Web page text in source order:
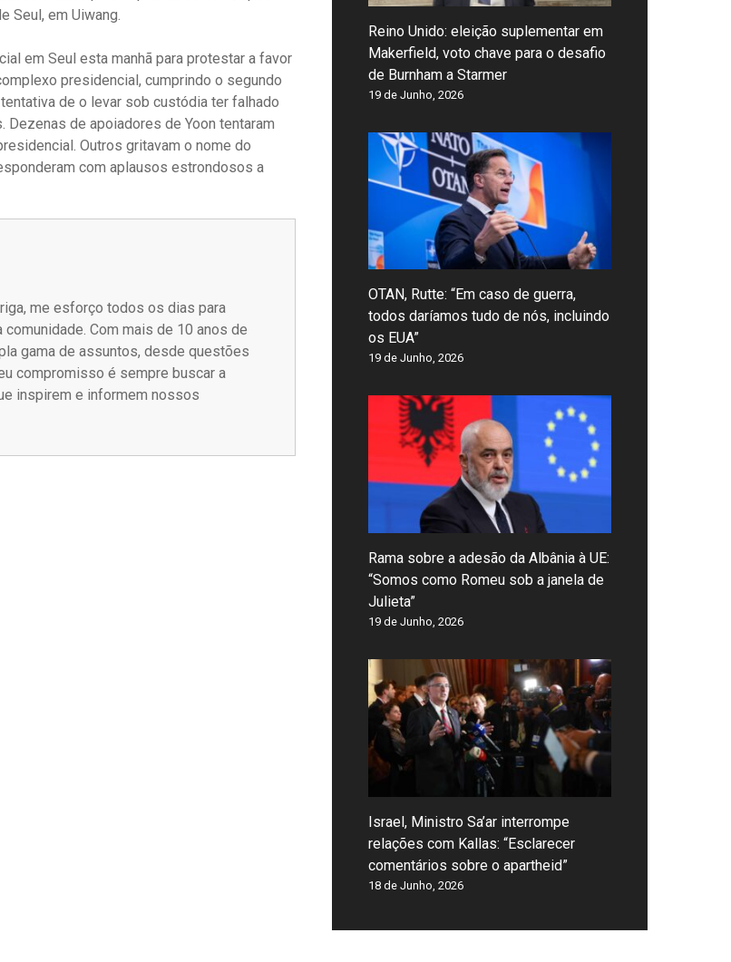
Seul, em Uiwang.
em Seul esta manhã para protestar a favor
presidencial, cumprindo o segundo
de o levar sob custódia ter falhado
de apoiadores de Yoon tentaram
Outros gritavam o nome do
com aplausos estrondosos a
me esforço todos os dias para
Com mais de 10 anos de
gama de assuntos, desde questões
compromisso é sempre buscar a
inspirem e informem nossos
Reino Unido: eleição suplementar em
Makerfield, voto chave para o desafio
de Burnham a Starmer
19 de Junho, 2026
OTAN, Rutte: “Em caso de guerra,
todos daríamos tudo de nós, incluindo
os EUA”
19 de Junho, 2026
Rama sobre a adesão da Albânia à UE:
“Somos como Romeu sob a janela de
Julieta”
19 de Junho, 2026
Israel, Ministro Sa’ar interrompe
relações com Kallas: “Esclarecer
comentários sobre o apartheid”
18 de Junho, 2026